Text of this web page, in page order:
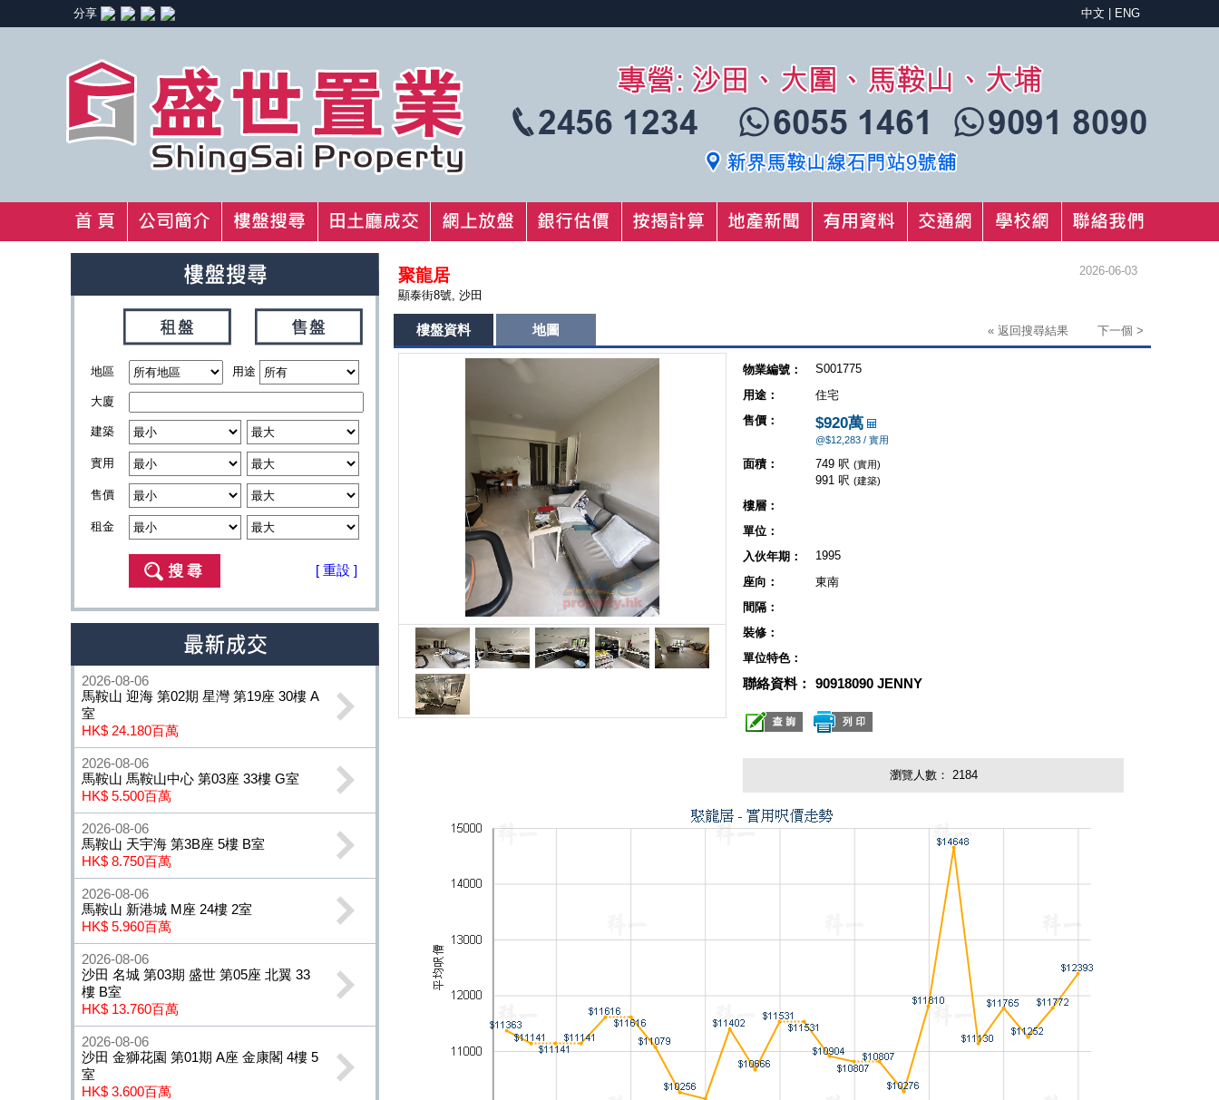
分享 中文 ENG
地區 用途
大廈
建築
實用
售價
租金
[ 重設 ]
2026-08-06
馬鞍山 迎海 第02期 星灣 第19座 30樓 A
室
HK$ 24.180百萬
2026-08-06
馬鞍山 馬鞍山中心 第03座 33樓 G室
HK$ 5.500百萬
2026-08-06
馬鞍山 天宇海 第3B座 5樓 B室
HK$ 8.750百萬
2026-08-06
馬鞍山 新港城 M座 24樓 2室
HK$ 5.960百萬
2026-08-06
沙田 名城 第03期 盛世 第05座 北翼 33
樓 B室
HK$ 13.760百萬
2026-08-06
沙田 金獅花園 第01期 A座 金康閣 4樓 5
室
HK$ 3.600百萬
聚龍居
2026-06-03
顯泰街8號, 沙田
樓盤資料 地圖 « 返回搜尋結果 下一個 >
物業編號：
S001775
用途：
住宅
售價：
$920萬
@$12,283 / 實用
面積： 749 呎 (實用)
991 呎 (建築)
樓層：
單位：
入伙年期：
1995
座向：
東南
間隔：
裝修：
單位特色：
聯絡資料： 90918090 JENNY
瀏覽人數： 2184